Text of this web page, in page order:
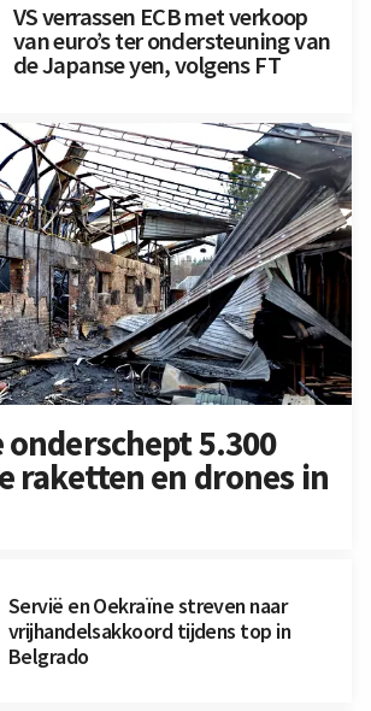
VS verrassen ECB met verkoop
van euro’s ter ondersteuning van
de Japanse yen, volgens FT
onderschept 5.300
raketten en drones in
Servië en Oekraïne streven naar
vrijhandelsakkoord tijdens top in
Belgrado